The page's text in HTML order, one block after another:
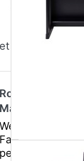
für nur
Roland RP-701
Matt
Wenn Sie ein
Familie suchen,
perfektes